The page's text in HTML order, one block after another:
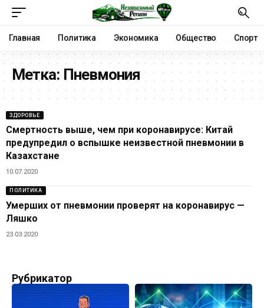
Главная Политика Экономика Общество Спорт
Метка: Пневмония
ЗДОРОВЬЕ
Смертность выше, чем при коронавирусе: Китай
предупредил о вспышке неизвестной пневмонии в
Казахстане
10.07.2020
ПОЛИТИКА
Умерших от пневмонии проверят на коронавирус —
Ляшко
23.03.2020
Рубрикатор